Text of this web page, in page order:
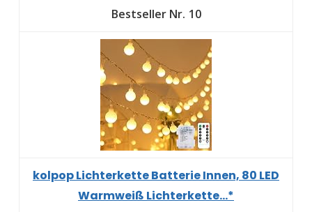
10
kolpop Lichterkette Batterie Innen, 80 LED
Warmweiß Lichterkette...*